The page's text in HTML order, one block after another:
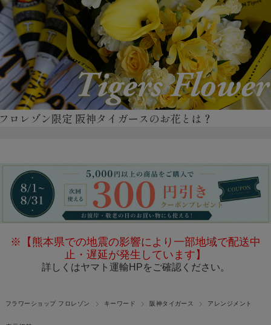
※【熊本県での地震の影響により一部地域で配送中
止・遅延が発生しています】
詳しくはヤマト運輸HPをご確認ください。
フラワーショップ フロレゾン キーワード 阪神タイガース アレンジメント